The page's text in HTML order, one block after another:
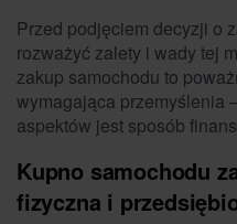
Przed podjęciem decyzji o
rozważyć zalety i wady tej
zakup samochodu to
wymagająca przemyślenia
aspektów jest sposób
Kupno samochodu
fizyczna i